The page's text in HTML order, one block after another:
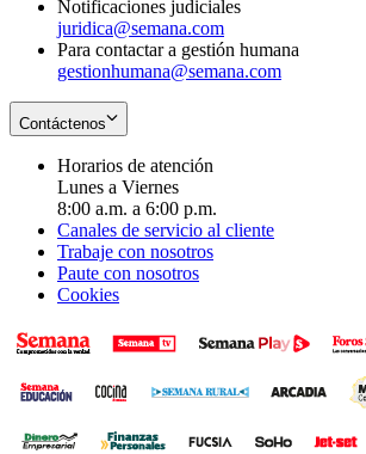
Notificaciones judiciales
juridica@semana.com
Para contactar a gestión humana
gestionhumana@semana.com
Contáctenos
Horarios de atención
Lunes a Viernes
8:00 a.m. a 6:00 p.m.
Canales de servicio al cliente
Trabaje con nosotros
Paute con nosotros
Cookies